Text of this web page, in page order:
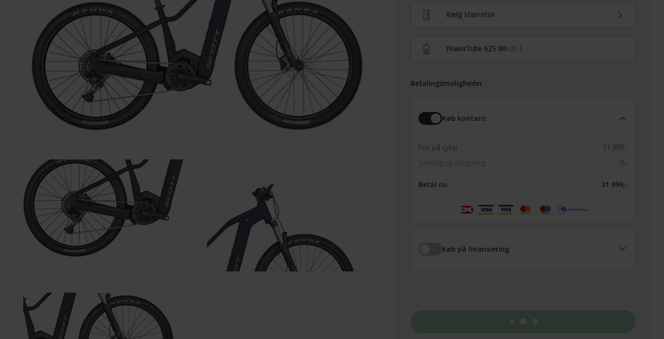
Vælg størrelse
PowerTube 625 Wh (0,-)
Betalingsmuligheder
Køb kontant
Pris på cykel
31.999,-
Samling og klargøring
0,-
Betal nu 31.999,-
Køb på finansiering